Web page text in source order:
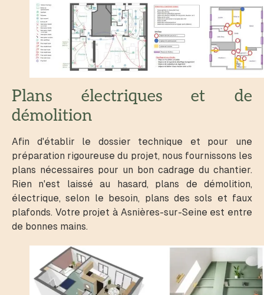
Plans électriques et de
démolition
Afin d'établir le dossier technique et pour une
préparation rigoureuse du projet, nous fournissons les
plans nécessaires pour un bon cadrage du chantier.
Rien n'est laissé au hasard, plans de démolition,
électrique, selon le besoin, plans des sols et faux
plafonds. Votre projet à Asnières-sur-Seine est entre
de bonnes mains.